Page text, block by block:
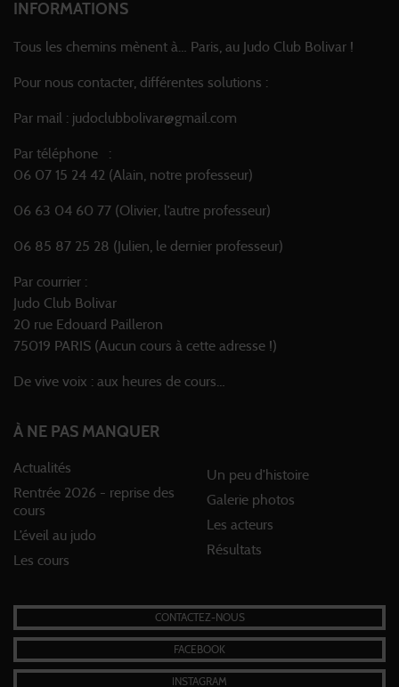
INFORMATIONS
Tous les chemins mènent à… Paris, au Judo Club Bolivar !
Pour nous contacter, différentes solutions :
Par mail : judoclubbolivar@gmail.com
Par téléphone :
06 07 15 24 42 (Alain, notre professeur)
06 63 04 60 77 (Olivier, l’autre professeur)
06 85 87 25 28 (Julien, le dernier professeur)
Par courrier :
Judo Club Bolivar
20 rue Edouard Pailleron
75019 PARIS (Aucun cours à cette adresse !)
De vive voix : aux heures de cours…
À NE PAS MANQUER
Actualités
Rentrée 2026 - reprise des
cours
L’éveil au judo
Les cours
Un peu d’histoire
Galerie photos
Les acteurs
Résultats
CONTACTEZ-NOUS
FACEBOOK
INSTAGRAM